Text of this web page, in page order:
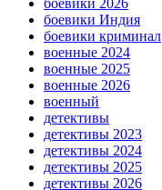
боевики 2026
боевики Индия
боевики криминал
военные 2024
военные 2025
военные 2026
военный
детективы
детективы 2023
детективы 2024
детективы 2025
детективы 2026